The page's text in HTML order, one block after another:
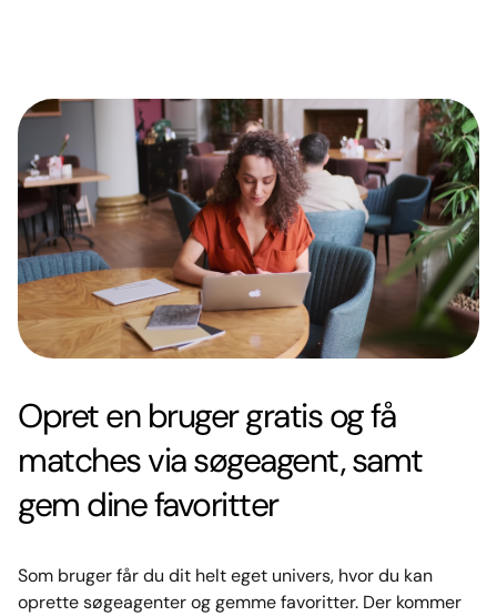
Opret en bruger gratis og få
matches via søgeagent, samt
gem dine favoritter
Som bruger får du dit helt eget univers, hvor du kan
oprette søgeagenter og gemme favoritter. Der kommer